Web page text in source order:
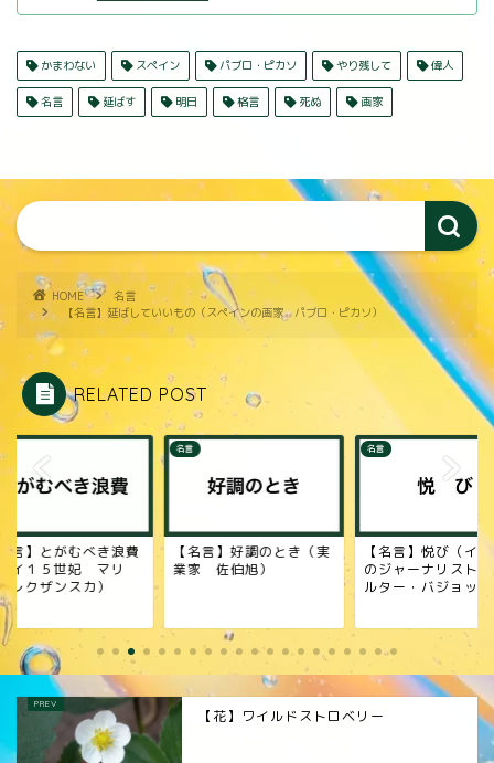
かまわない スペイン パブロ・ピカソ やり残して 偉人
名言 延ばす 明日 格言 死ぬ 画家
HOME
名言
【名言】延ばしていいもの（スペインの画家 パブロ・ピカソ）
RELATED POST
言】とがむべき浪費
イ１５世妃 マリ
レクザンスカ）
名言
【名言】好調のとき（実
業家 佐伯旭）
名言
【名言】悦び（イギ
のジャーナリスト
ルター・バジョット
【花】ワイルドストロベリー